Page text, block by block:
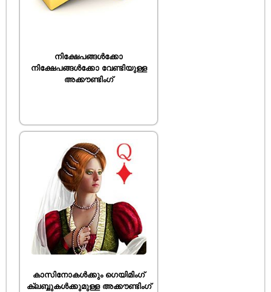
നിക്ഷേപങ്ങൾക്കോ
നിക്ഷേപങ്ങൾക്കോ വേണ്ടിയുള്ള
അക്കൗണ്ടിംഗ്
കാസിനോകൾക്കും ഗെയിമിംഗ്
ക്ലബ്ബുകൾക്കുമുള്ള അക്കൗണ്ടിംഗ്